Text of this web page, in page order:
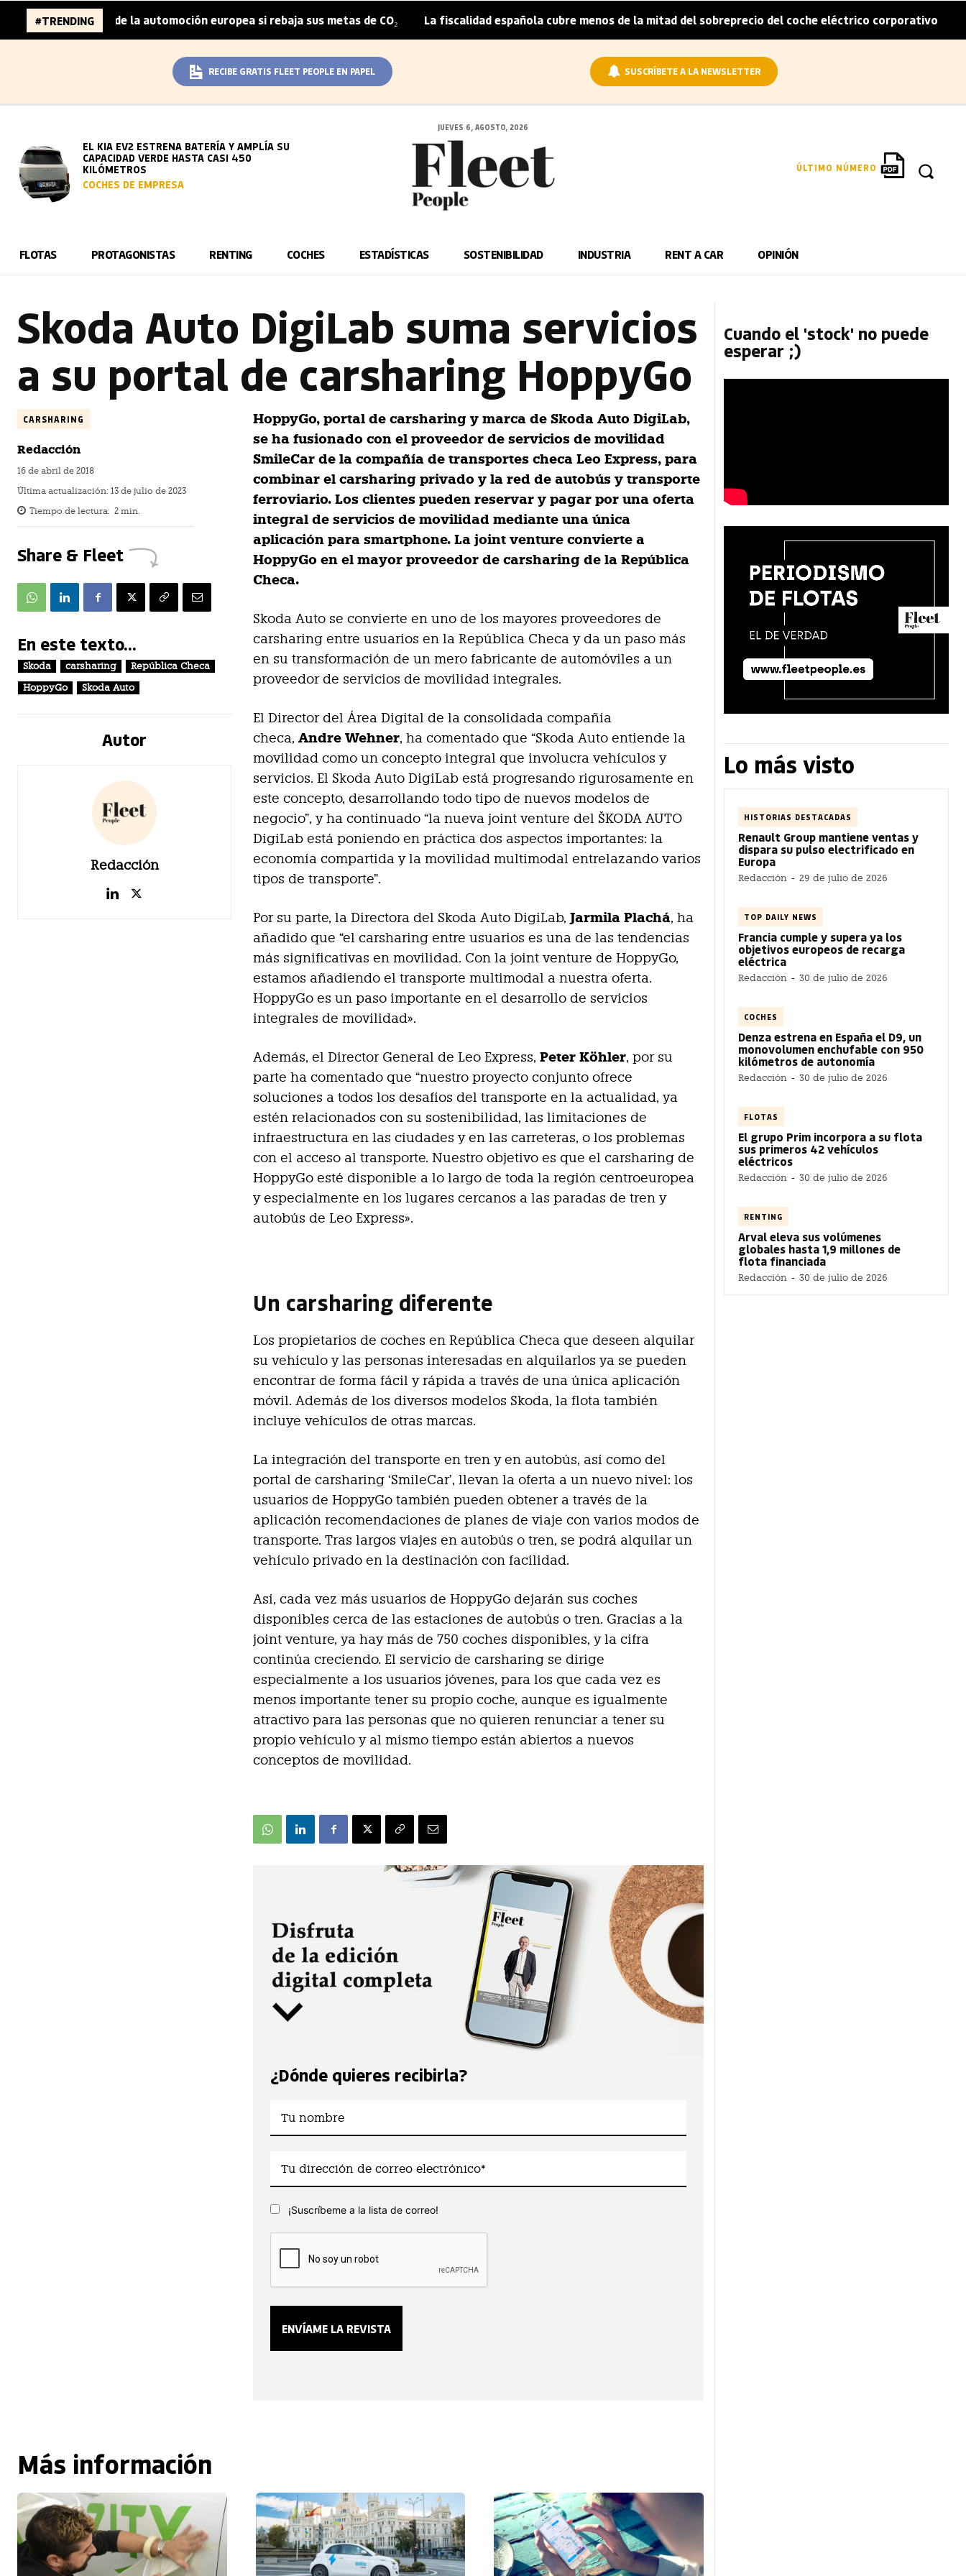
#TRENDING
millones de la automoción europea si rebaja sus metas de CO₂ | La fiscalidad española cubre menos de la mitad del sobreprecio del coche eléctrico corporativo | Arval
RECIBE GRATIS FLEET PEOPLE EN PAPEL SUSCRÍBETE A LA NEWSLETTER
EL KIA EV2 ESTRENA BATERÍA Y AMPLÍA SU
CAPACIDAD VERDE HASTA CASI 450
KILÓMETROS
COCHES DE EMPRESA
JUEVES 6, AGOSTO, 2026
ÚLTIMO NÚMERO
FLOTAS PROTAGONISTAS RENTING COCHES ESTADÍSTICAS SOSTENIBILIDAD INDUSTRIA RENT A CAR OPINIÓN
Skoda Auto DigiLab suma servicios
a su portal de carsharing HoppyGo
CARSHARING
Redacción
16 de abril de 2018
Última actualización: 13 de julio de 2023
Tiempo de lectura: 2 min.
Share & Fleet
En este texto...
Skoda carsharing
República Checa
HoppyGo
Skoda Auto
Autor
Redacción
HoppyGo, portal de carsharing y marca de Skoda Auto DigiLab,
se ha fusionado con el proveedor de servicios de movilidad
SmileCar de la compañía de transportes checa Leo Express, para
combinar el carsharing privado y la red de autobús y transporte
ferroviario. Los clientes pueden reservar y pagar por una oferta
integral de servicios de movilidad mediante una única
aplicación para smartphone. La joint venture convierte a
HoppyGo en el mayor proveedor de carsharing de la República
Checa.
Skoda Auto se convierte en uno de los mayores proveedores de
carsharing entre usuarios en la República Checa y da un paso más
en su transformación de un mero fabricante de automóviles a un
proveedor de servicios de movilidad integrales.
El Director del Área Digital de la consolidada compañía
checa,Andre Wehner, ha comentado que “Skoda Auto entiende la
movilidad como un concepto integral que involucra vehículos y
servicios. El Skoda Auto DigiLab está progresando rigurosamente en
este concepto, desarrollando todo tipo de nuevos modelos de
negocio”, y ha continuado “la nueva joint venture del ŠKODA AUTO
DigiLab está poniendo en práctica dos aspectos importantes: la
economía compartida y la movilidad multimodal entrelazando varios
tipos de transporte”.
Por su parte, la Directora del Skoda Auto DigiLab,Jarmila Plachá, ha
añadido que “el carsharing entre usuarios es una de las tendencias
más significativas en movilidad. Con la joint venture de HoppyGo,
estamos añadiendo el transporte multimodal a nuestra oferta.
HoppyGo es un paso importante en el desarrollo de servicios
integrales de movilidad».
Además, el Director General de Leo Express,Peter Köhler, por su
parte ha comentado que “nuestro proyecto conjunto ofrece
soluciones a todos los desafíos del transporte en la actualidad, ya
estén relacionados con su sostenibilidad, las limitaciones de
infraestructura en las ciudades y en las carreteras, o los problemas
con el acceso al transporte. Nuestro objetivo es que el carsharing de
HoppyGo esté disponible a lo largo de toda la región centroeuropea
y especialmente en los lugares cercanos a las paradas de tren y
autobús de Leo Express».
Un carsharing diferente
Los propietarios de coches en República Checa que deseen alquilar
su vehículo y las personas interesadas en alquilarlos ya se pueden
encontrar de forma fácil y rápida a través de una única aplicación
móvil. Además de los diversos modelos Skoda, la flota también
incluye vehículos de otras marcas.
La integración del transporte en tren y en autobús, así como del
portal de carsharing ‘SmileCar’, llevan la oferta a un nuevo nivel: los
usuarios de HoppyGo también pueden obtener a través de la
aplicación recomendaciones de planes de viaje con varios modos de
transporte. Tras largos viajes en autobús o tren, se podrá alquilar un
vehículo privado en la destinación con facilidad.
Así, cada vez más usuarios de HoppyGo dejarán sus coches
disponibles cerca de las estaciones de autobús o tren. Gracias a la
joint venture, ya hay más de 750 coches disponibles, y la cifra
continúa creciendo. El servicio de carsharing se dirige
especialmente a los usuarios jóvenes, para los que cada vez es
menos importante tener su propio coche, aunque es igualmente
atractivo para las personas que no quieren renunciar a tener su
propio vehículo y al mismo tiempo están abiertos a nuevos
conceptos de movilidad.
¿Dónde quieres recibirla?
¡Suscríbeme a la lista de correo!
Más información
Cuando el 'stock' no puede
esperar ;)
Lo más visto
HISTORIAS DESTACADAS
Renault Group mantiene ventas y
dispara su pulso electrificado en
Europa
Redacción - 29 de julio de 2026
TOP DAILY NEWS
Francia cumple y supera ya los
objetivos europeos de recarga
eléctrica
Redacción - 30 de julio de 2026
COCHES
Denza estrena en España el D9, un
monovolumen enchufable con 950
kilómetros de autonomía
Redacción - 30 de julio de 2026
FLOTAS
El grupo Prim incorpora a su flota
sus primeros 42 vehículos
eléctricos
Redacción - 30 de julio de 2026
RENTING
Arval eleva sus volúmenes
globales hasta 1,9 millones de
flota financiada
Redacción - 30 de julio de 2026